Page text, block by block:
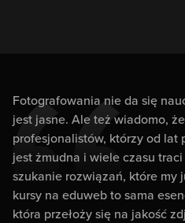
Fotografowania nie da się
jest jasne. Ale też wiadomo,
profesjonalistów, którzy od lat
jest żmudna i wiele czasu
szukanie rozwiązań, które my
kursy na eduweb to sama
która przełoży się na jakość